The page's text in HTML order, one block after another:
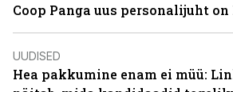
Coop Panga uus personalijuht
UUDISED
Hea pakkumine enam ei müü: